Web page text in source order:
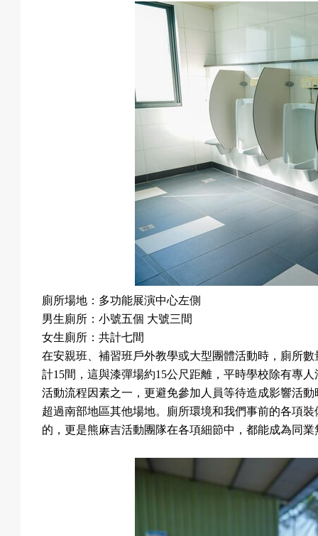
匯
款
廁所場地：多功能展演中心左側
男生廁所：小號五個 大號三間
女生廁所：共計七間
在安親班、補習班戶外教學或大型團體活動時，廁所
計15間，這與漆彈場約15公尺距離，平時學校除有專
活動流程因素之一，更避免參加人員等待造成影響活
超過南部地區其他場地。廁所環境和我們事前的各項
的，更是熊麻吉活動團隊在各項細節中，都能成為同